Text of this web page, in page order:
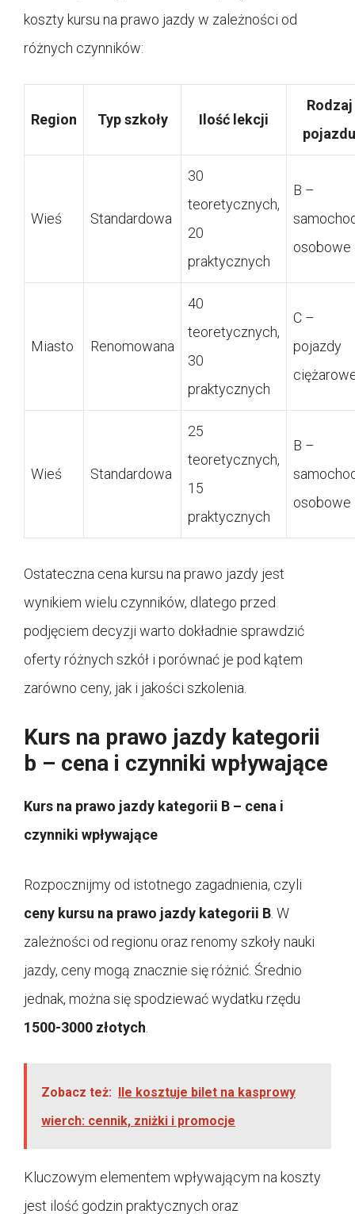
koszty kursu na prawo jazdy w zależności od
różnych czynników:
Region Typ szkoły Ilość lekcji
Rodzaj
pojazdu
Wieś Standardowa
30
teoretycznych,
20
praktycznych
B –
osobowe
Miasto Renomowana
40
teoretycznych,
30
praktycznych
C –
pojazdy
Wieś Standardowa
25
teoretycznych,
15
praktycznych
B –
osobowe
Ostateczna cena kursu na prawo jazdy jest
wynikiem wielu czynników, dlatego przed
podjęciem decyzji warto dokładnie sprawdzić
oferty różnych szkół i porównać je pod kątem
zarówno ceny, jak i jakości szkolenia.
Kurs na prawo jazdy kategorii
b – cena i czynniki wpływające
Kurs na prawo jazdy kategorii B – cena i
czynniki wpływające
Rozpocznijmy od istotnego zagadnienia, czyli
ceny kursu na prawo jazdy kategorii B . W
zależności od regionu oraz renomy szkoły nauki
jazdy, ceny mogą znacznie się różnić. Średnio
jednak, można się spodziewać wydatku rzędu
1500-3000 złotych
Zobacz też: Ile kosztuje bilet na kasprowy
wierch: cennik, zniżki i promocje
Kluczowym elementem wpływającym na koszty
jest ilość godzin praktycznych oraz